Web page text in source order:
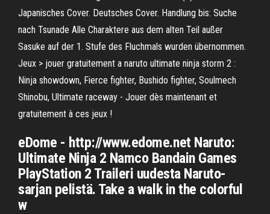
Japanisches Cover. Deutsches Cover. Handlung bis: Suche
nach Tsunade Alle Charaktere aus dem alten Teil außer
Sasuke auf der 1. Stufe des Fluchmals wurden übernommen.
Jeux > jouer gratuitement a naruto ultimate ninja storm 2 :
Ninja showdown, Fierce fighter, Bushido fighter, Soulmech
Shinobu, Ultimate raceway - Jouer dès maintenant et
gratuitement à ces jeux !
eDome - http://www.edome.net Naruto:
Ultimate Ninja 2 Namco Bandain Games
PlayStation 2 Traileri uudesta Naruto-
sarjan pelistä. Take a walk in the colorful
w